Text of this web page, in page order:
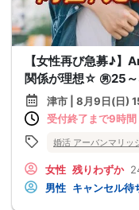
【女性再び急募♪】
関係が理想☆ ㊚25
津市 | 8月9日(日)
受付終了まで9時間
婚活 アーバンマリッ
女性 残りわずか
男性 キャンセル待